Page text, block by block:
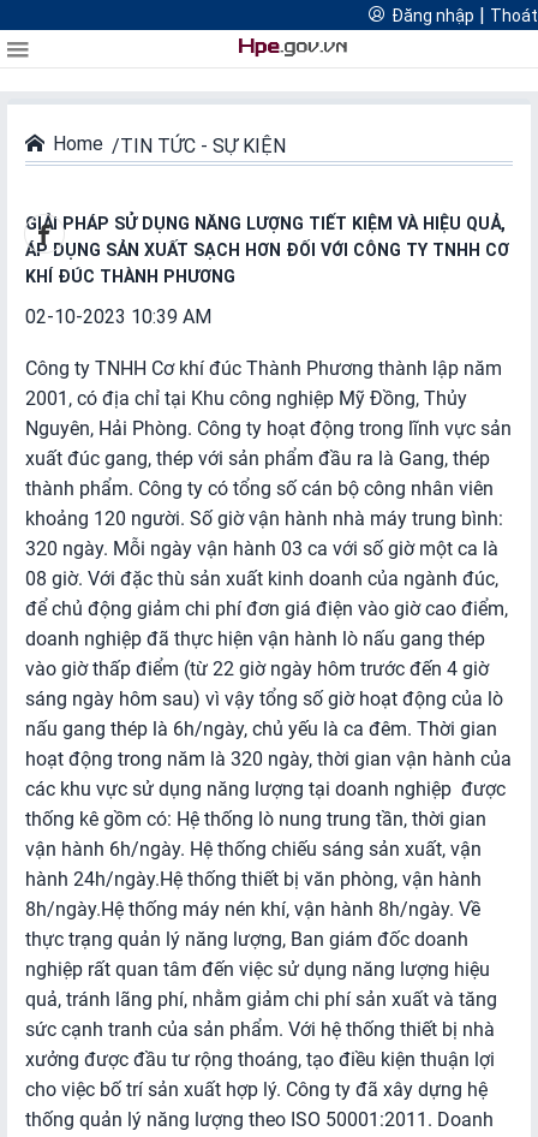
Cổng thông tin quản lý hoạt động thương mại điện tử thành
phố Hải Phòng
Thương mại điện tử Hải Phòng
Logistics Hải Phòng
Đăng nhập | Thoát
Đăng
Thoát
DIỄN
Diễn
bật
Diễn
đàn
thường
niên
TIN
TỨC
SỰ
KIỆN
Hoạt
động
TMĐT
Hải
Phòng
Hoạt
động
TMĐT
ngành
Công
Thương
Home TIN TỨC - SỰ KIỆN
GIẢI PHÁP SỬ DỤNG NĂNG LƯỢNG TIẾT KIỆM VÀ HIỆU QUẢ,
ÁP DỤNG SẢN XUẤT SẠCH HƠN ĐỐI VỚI CÔNG TY TNHH CƠ
KHÍ ĐÚC THÀNH PHƯƠNG
02-10-2023 10:39 AM
Công ty TNHH Cơ khí đúc Thành Phương thành lập năm
2001, có địa chỉ tại Khu công nghiệp Mỹ Đồng, Thủy
Nguyên, Hải Phòng. Công ty hoạt động trong lĩnh vực sản
xuất đúc gang, thép với sản phẩm đầu ra là Gang, thép
thành phẩm. Công ty có tổng số cán bộ công nhân viên
khoảng 120 người. Số giờ vận hành nhà máy trung bình:
320 ngày. Mỗi ngày vận hành 03 ca với số giờ một ca là
08 giờ. Với đặc thù sản xuất kinh doanh của ngành đúc,
để chủ động giảm chi phí đơn giá điện vào giờ cao điểm,
doanh nghiệp đã thực hiện vận hành lò nấu gang thép
vào giờ thấp điểm (từ 22 giờ ngày hôm trước đến 4 giờ
sáng ngày hôm sau) vì vậy tổng số giờ hoạt động của lò
nấu gang thép là 6h/ngày, chủ yếu là ca đêm. Thời gian
hoạt động trong năm là 320 ngày, thời gian vận hành của
các khu vực sử dụng năng lượng tại doanh nghiệp được
thống kê gồm có: Hệ thống lò nung trung tần, thời gian
vận hành 6h/ngày. Hệ thống chiếu sáng sản xuất, vận
hành 24h/ngày.Hệ thống thiết bị văn phòng, vận hành
8h/ngày.Hệ thống máy nén khí, vận hành 8h/ngày. Về
thực trạng quản lý năng lượng, Ban giám đốc doanh
nghiệp rất quan tâm đến việc sử dụng năng lượng hiệu
quả, tránh lãng phí, nhằm giảm chi phí sản xuất và tăng
sức cạnh tranh của sản phẩm. Với hệ thống thiết bị nhà
xưởng được đầu tư rộng thoáng, tạo điều kiện thuận lợi
cho việc bố trí sản xuất hợp lý. Công ty đã xây dựng hệ
thống quản lý năng lượng theo ISO 50001:2011. Doanh